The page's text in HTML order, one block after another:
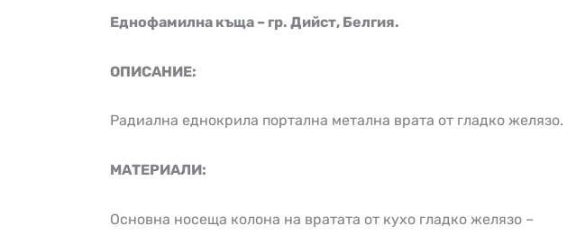
Еднофамилна къща – гр. Дийст, Белгия.
ОПИСАНИЕ:
Радиална еднокрила портална метална врата от гладко желязо.
МАТЕРИАЛИ:
Основна носеща колона на вратата от кухо гладко желязо –